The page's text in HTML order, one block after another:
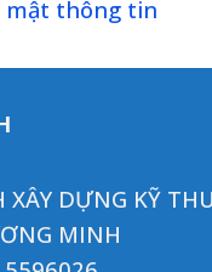
mật thông tin
XÂY DỰNG KỸ
MINH